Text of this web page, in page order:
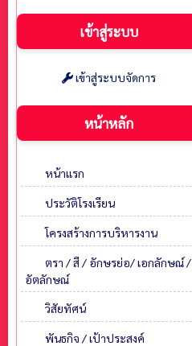
เข้าสู่ระบบ
เข้าสู่ระบบจัดการ
หน้าหลัก
หน้าแรก
ประวัติโรงเรียน
โครงสร้างการบริหารงาน
ตรา / สี / อักษรย่อ/ เอกลักษณ์ /
อัตลักษณ์
วิสัยทัศน์
พันธกิจ / เป้าประสงค์